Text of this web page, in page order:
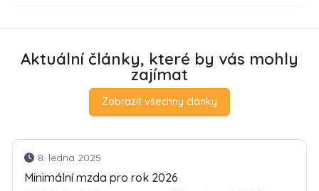
Aktuální články, které by vás mohly
zajímat
Zobrazit všechny články
8. ledna 2025
Minimální mzda pro rok 2026